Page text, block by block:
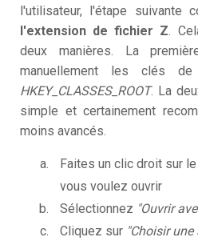
l'utilisateur, l'étape suivante
l'extension de fichier Z.
deux manières. La
manuellement les clés
HKEY_CLASSES_ROOT. La
simple et certainement
moins avancés.
Faites un clic droit sur
vous voulez ouvrir
Sélectionnez "Ouvrir
Cliquez sur "Choisir